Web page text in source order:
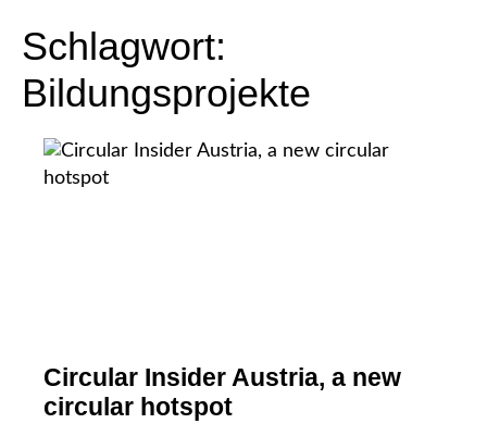
Schlagwort:
Bildungsprojekte
Circular Insider Austria, a new
circular hotspot